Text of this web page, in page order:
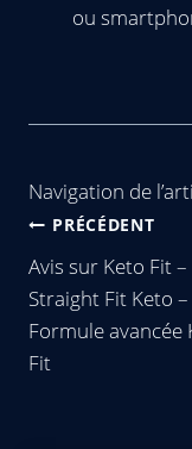
ou
Navigation de
PRÉCÉDENT
Avis sur Keto Fit –
Straight Fit Keto –
Formule avancée
Fit